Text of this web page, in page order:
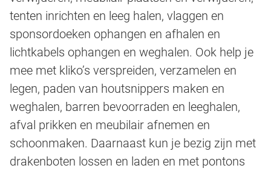
tenten inrichten en leeg halen, vlaggen en
sponsordoeken ophangen en afhalen en
lichtkabels ophangen en weghalen. Ook help je
mee met kliko’s verspreiden, verzamelen en
legen, paden van houtsnippers maken en
weghalen, barren bevoorraden en leeghalen,
afval prikken en meubilair afnemen en
schoonmaken. Daarnaast kun je bezig zijn met
drakenboten lossen en laden en met pontons